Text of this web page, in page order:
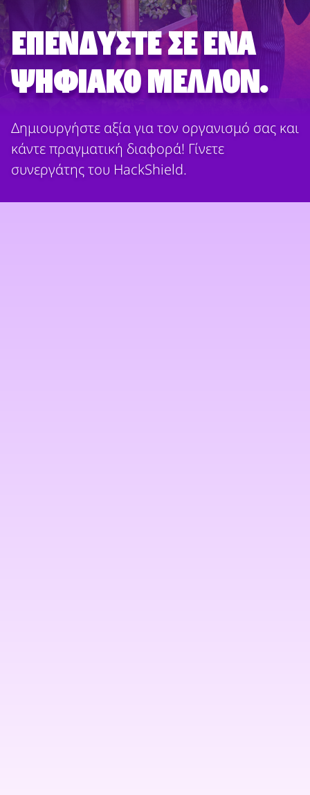
Επενδύστε σε ένα
ψηφιακό μέλλον.
Δημιουργήστε αξία για τον οργανισμό σας και
κάντε πραγματική διαφορά! Γίνετε
συνεργάτης του HackShield.